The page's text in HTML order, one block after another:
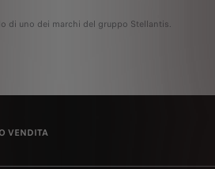
di uno dei marchi del gruppo Stellantis.
VENDITA